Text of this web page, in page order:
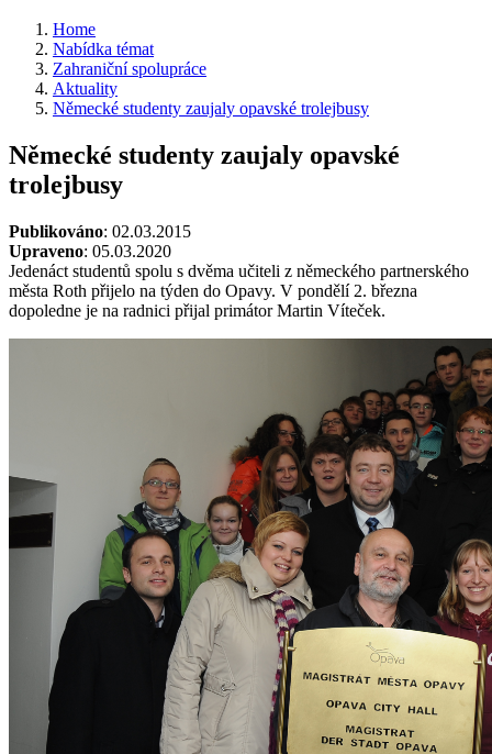
Home
Nabídka témat
Zahraniční spolupráce
Aktuality
Německé studenty zaujaly opavské trolejbusy
Německé studenty zaujaly opavské
trolejbusy
Publikováno: 02.03.2015
Upraveno: 05.03.2020
Jedenáct studentů spolu s dvěma učiteli z německého partnerského
města Roth přijelo na týden do Opavy. V pondělí 2. března
dopoledne je na radnici přijal primátor Martin Víteček.